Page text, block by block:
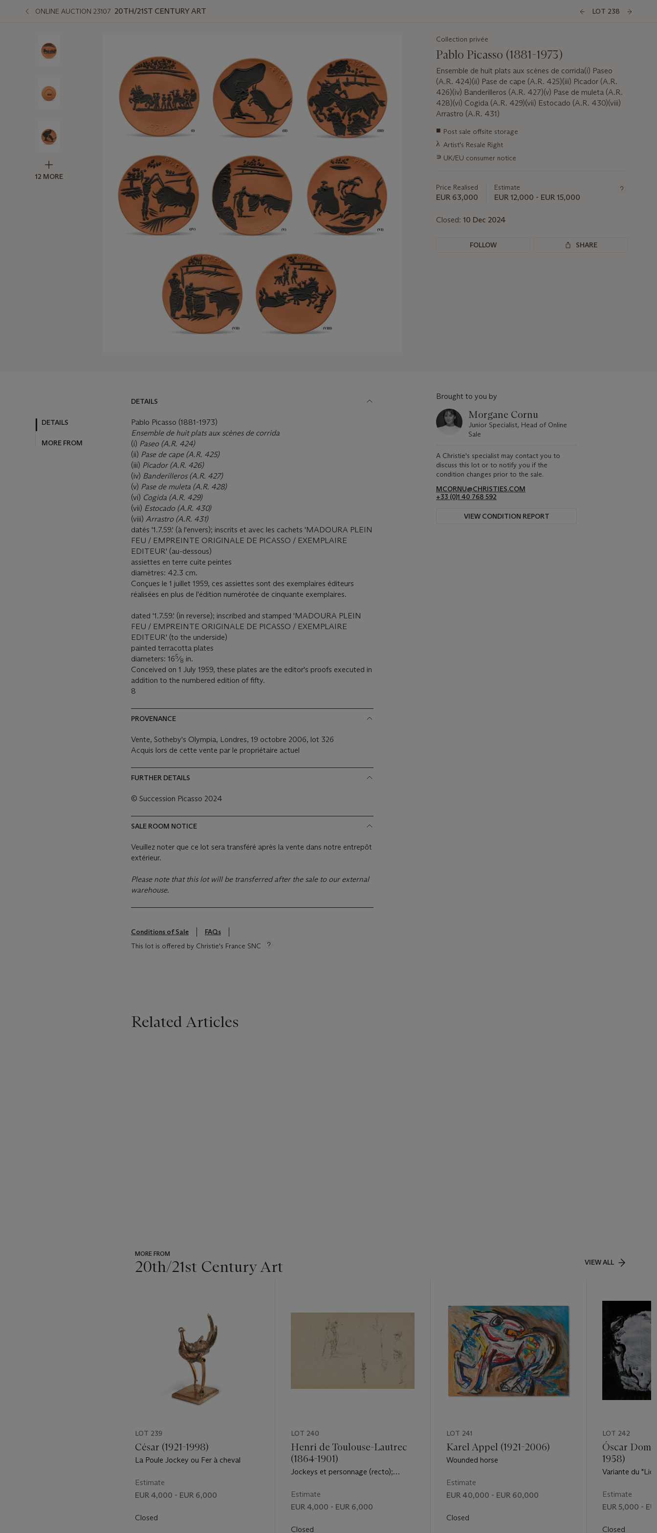
ONLINE AUCTION 23107 20TH/21ST CENTURY ART LOT 238
12 MORE
Collection privée
Pablo Picasso (1881-1973)
Ensemble de huit plats aux scènes de corrida(i) Paseo
(A.R. 424)(ii) Pase de cape (A.R. 425)(iii) Picador (A.R.
426)(iv) Banderilleros (A.R. 427)(v) Pase de muleta (A.R.
428)(vi) Cogida (A.R. 429)(vii) Estocado (A.R. 430)(viii)
Arrastro (A.R. 431)
Important
about
this
■ Post sale offsite storage
λ Artist's Resale Right
∍ UK/EU consumer notice
Price Realised
EUR 63,000
Estimate
EUR 12,000 - EUR 15,000
Closed: 10 Dec 2024
FOLLOW SHARE
MORE FROM
DETAILS
Pablo Picasso (1881-1973)
Ensemble de huit plats aux scènes de corrida
(i) Paseo (A.R. 424)
(ii) Pase de cape (A.R. 425)
(iii) Picador (A.R. 426)
(iv) Banderilleros (A.R. 427)
(v) Pase de muleta (A.R. 428)
(vi) Cogida (A.R. 429)
(vii) Estocado (A.R. 430)
(viii) Arrastro (A.R. 431)
datés '1.7.59.' (à l'envers); inscrits et avec les cachets 'MADOURA PLEIN
FEU / EMPREINTE ORIGINALE DE PICASSO / EXEMPLAIRE
EDITEUR' (au-dessous)
assiettes en terre cuite peintes
diamètres: 42.3 cm.
Conçues le 1 juillet 1959, ces assiettes sont des exemplaires éditeurs
réalisées en plus de l'édition numérotée de cinquante exemplaires.
dated '1.7.59.' (in reverse); inscribed and stamped 'MADOURA PLEIN
FEU / EMPREINTE ORIGINALE DE PICASSO / EXEMPLAIRE
EDITEUR' (to the underside)
painted terracotta plates
diameters: 165⁄8 in.
Conceived on 1 July 1959, these plates are the editor's proofs executed in
addition to the numbered edition of fifty.
8
PROVENANCE
Vente, Sotheby's Olympia, Londres, 19 octobre 2006, lot 326
Acquis lors de cette vente par le propriétaire actuel
FURTHER DETAILS
© Succession Picasso 2024
SALE ROOM NOTICE
Veuillez noter que ce lot sera transféré après la vente dans notre entrepôt
extérieur.
Please note that this lot will be transferred after the sale to our external
warehouse.
Conditions of Sale
FAQs
This lot is offered by Christie's France SNC
Brought to you by
Morgane Cornu
Junior Specialist, Head of Online
Sale
A Christie's specialist may contact you to
discuss this lot or to notify you if the
condition changes prior to the sale.
MCORNU@CHRISTIES.COM
+33 (0)1 40 768 592
VIEW CONDITION REPORT
Related Articles
MORE FROM
20th/21st Century Art VIEW ALL
LOT 239
César (1921-1998)
La Poule Jockey ou Fer à cheval
Estimate
EUR 4,000 - EUR 6,000
Closed
LOT 240
Henri de Toulouse-Lautrec
(1864-1901)
Jockeys et personnage (recto);
Estimate
EUR 4,000 - EUR 6,000
Closed
LOT 241
Karel Appel (1921-2006)
Wounded horse
Estimate
EUR 40,000 - EUR 60,000
Closed
LOT 242
Óscar
1958)
Variante du
Estimate
EUR 5,000 -
Closed